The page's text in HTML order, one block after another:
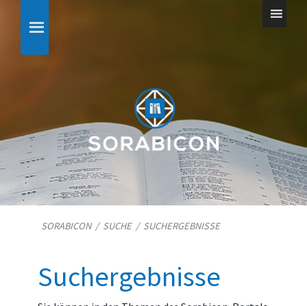
SORABICON/ SUCHE/ SUCHERGEBNISSE
Suchergebnisse